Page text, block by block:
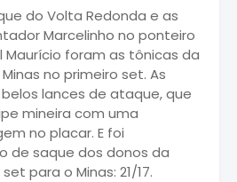
do Volta Redonda e as
Marcelinho no ponteiro
Maurício foram as tônicas da
no primeiro set. As
lances de ataque, que
mineira com uma
no placar. E foi
de saque dos donos da
para o Minas: 21/17.